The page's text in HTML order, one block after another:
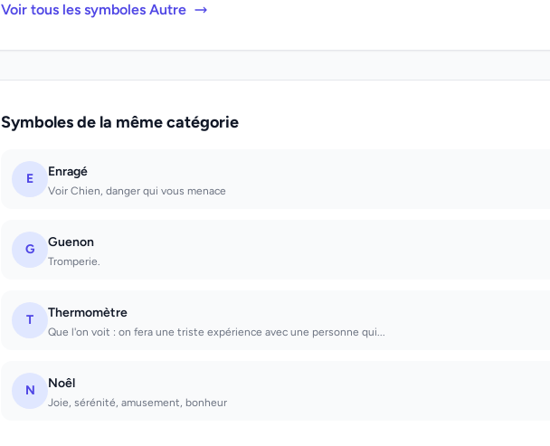
Voir tous les symboles Autre
Symboles de la même catégorie
E Enragé
Voir Chien, danger qui vous menace
G Guenon
Tromperie.
T Thermomètre
Que l'on voit : on fera une triste expérience avec une personne qui...
N Noêl
Joie, sérénité, amusement, bonheur